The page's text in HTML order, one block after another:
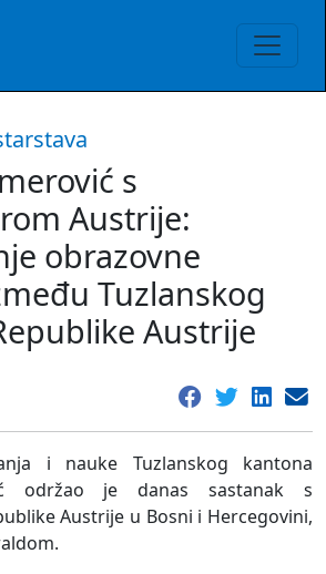
s
Austrije:
obrazovne
Tuzlanskog
Austrije
i nauke Tuzlanskog kantona
održao je danas sastanak s
Austrije u Bosni i Hercegovini,